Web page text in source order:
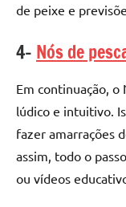
de peixe e
4- Nós de
Em continuação, o
lúdico e intuitivo.
fazer amarrações
assim, todo o
ou vídeos